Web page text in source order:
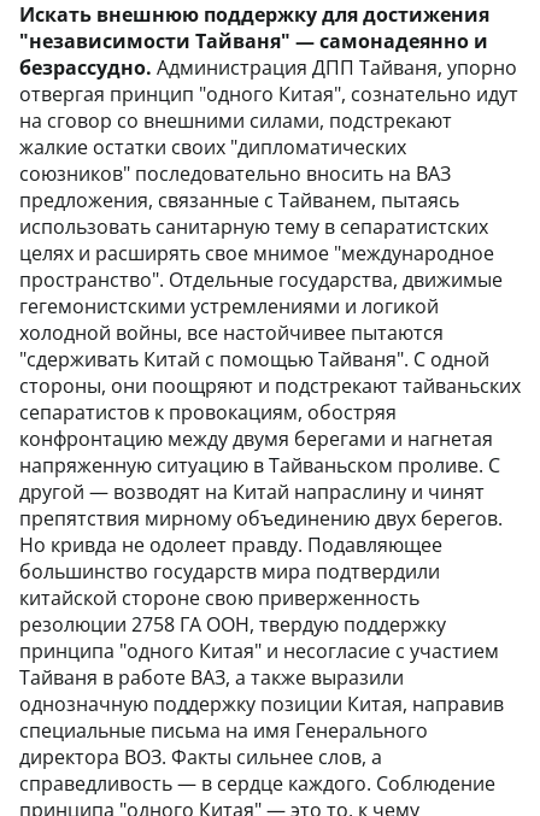
Искать внешнюю поддержку для достижения
"независимости Тайваня" — самонадеянно и
безрассудно. Администрация ДПП Тайваня, упорно
отвергая принцип "одного Китая", сознательно идут
на сговор со внешними силами, подстрекают
жалкие остатки своих "дипломатических
союзников" последовательно вносить на ВАЗ
предложения, связанные с Тайванем, пытаясь
использовать санитарную тему в сепаратистских
целях и расширять свое мнимое "международное
пространство". Отдельные государства, движимые
гегемонистскими устремлениями и логикой
холодной войны, все настойчивее пытаются
"сдерживать Китай с помощью Тайваня". С одной
стороны, они поощряют и подстрекают тайваньских
сепаратистов к провокациям, обостряя
конфронтацию между двумя берегами и нагнетая
напряженную ситуацию в Тайваньском проливе. С
другой — возводят на Китай напраслину и чинят
препятствия мирному объединению двух берегов.
Но кривда не одолеет правду. Подавляющее
большинство государств мира подтвердили
китайской стороне свою приверженность
резолюции 2758 ГА ООН, твердую поддержку
принципа "одного Китая" и несогласие с участием
Тайваня в работе ВАЗ, а также выразили
однозначную поддержку позиции Китая, направив
специальные письма на имя Генерального
директора ВОЗ. Факты сильнее слов, а
справедливость — в сердце каждого. Соблюдение
принципа "одного Китая" — это то, к чему